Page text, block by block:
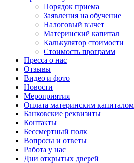
Порядок приема
Заявления на обучение
Налоговый вычет
Материнский капитал
Калькулятор стоимости
Стоимость программ
Пресса о нас
Отзывы
Видео и фото
Новости
Мероприятия
Оплата материнским капиталом
Банковские реквизиты
Контакты
Бессмертный полк
Вопросы и ответы
Работа у нас
Дни открытых дверей